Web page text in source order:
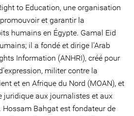
to Education, une organisation
et garantir la
humains en Égypte. Gamal Eid
il a fondé et dirige l'Arab
Information (ANHRI), créé pour
militer contre la
et en Afrique du Nord (MOAN), et
juridique aux journalistes et aux
Bahgat est fondateur de